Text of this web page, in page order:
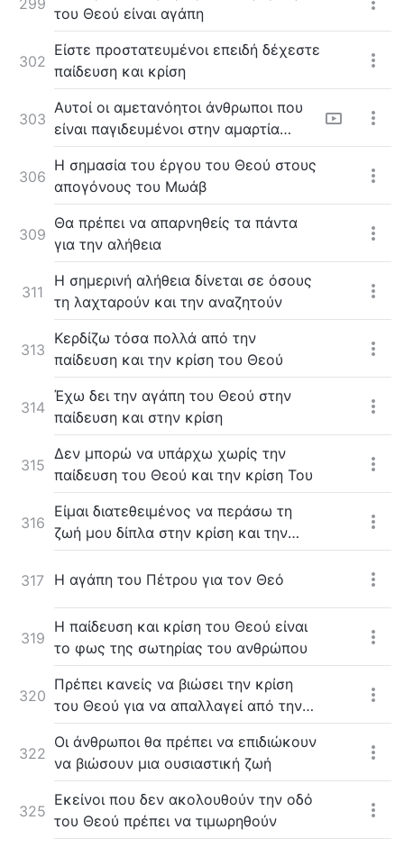
του Θεού είναι αγάπη
302
Είστε προστατευμένοι επειδή δέχεστε
παίδευση και κρίση
303
Αυτοί οι αμετανόητοι άνθρωποι που
είναι παγιδευμένοι στην αμαρτία
βρίσκονται πέρα από την σωτηρία
306
Η σημασία του έργου του Θεού στους
απογόνους του Μωάβ
309
Θα πρέπει να απαρνηθείς τα πάντα
για την αλήθεια
311
Η σημερινή αλήθεια δίνεται σε όσους
τη λαχταρούν και την αναζητούν
313
Κερδίζω τόσα πολλά από την
παίδευση και την κρίση του Θεού
314
Έχω δει την αγάπη του Θεού στην
παίδευση και στην κρίση
315
Δεν μπορώ να υπάρχω χωρίς την
παίδευση του Θεού και την κρίση Του
316
Είμαι διατεθειμένος να περάσω τη
ζωή μου δίπλα στην κρίση και την
παίδευση του Θεού
317
Η αγάπη του Πέτρου για τον Θεό
319
Η παίδευση και κρίση του Θεού είναι
το φως της σωτηρίας του ανθρώπου
320
Πρέπει κανείς να βιώσει την κρίση
του Θεού για να απαλλαγεί από την
επιρροή του Σατανά
322
Οι άνθρωποι θα πρέπει να επιδιώκουν
να βιώσουν μια ουσιαστική ζωή
325
Εκείνοι που δεν ακολουθούν την οδό
του Θεού πρέπει να τιμωρηθούν